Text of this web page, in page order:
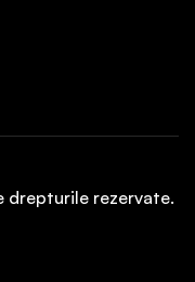
drepturile rezervate.